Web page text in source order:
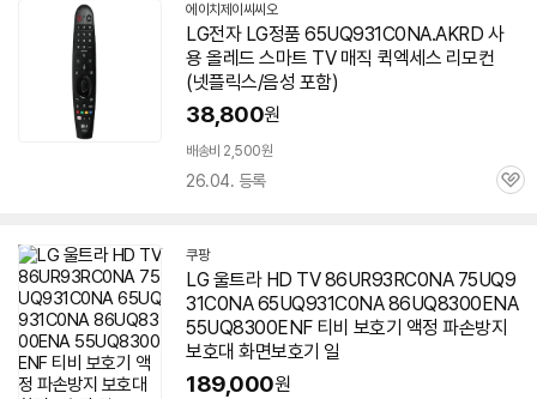
에이치제이씨씨오네
이
버
페
LG전자 LG정품 65UQ931C0NA.AKRD 사
용 올레드 스마트 TV 매직 퀵엑세스 리모컨
(넷플릭스/음성 포함)
38,800원
배송비 2,500원
26.04. 등록
관
쿠팡
LG 울트라 HD TV 86UR93RC0NA 75UQ9
31C0NA65UQ931C0NA86UQ8300ENA
55UQ8300ENF 티비 보호기 액정 파손방지
보호대 화면보호기 일
189,000원